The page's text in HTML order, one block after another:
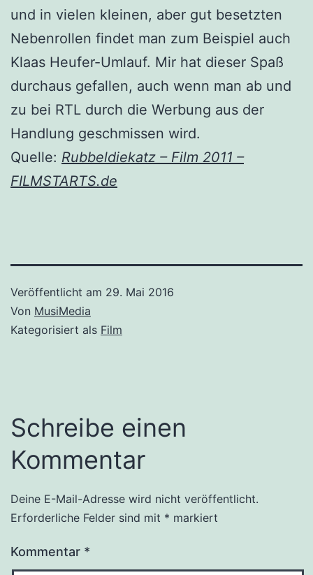
und in vielen kleinen, aber gut besetzten
Nebenrollen findet man zum Beispiel auch
Klaas Heufer-Umlauf. Mir hat dieser Spaß
durchaus gefallen, auch wenn man ab und
zu bei RTL durch die Werbung aus der
Handlung geschmissen wird.
Quelle: Rubbeldiekatz – Film 2011 –
FILMSTARTS.de
Veröffentlicht am 29. Mai 2016
Von MusiMedia
Kategorisiert als Film
Schreibe einen
Kommentar
Deine E-Mail-Adresse wird nicht veröffentlicht.
Erforderliche Felder sind mit * markiert
Kommentar *